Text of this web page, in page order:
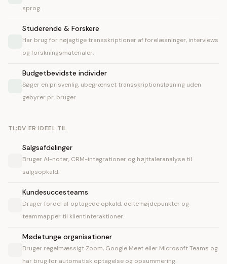
sprog.
Studerende & Forskere
Har brug for nøjagtige transskriptioner af forelæsninger, interviews
og forskningsmaterialer.
Budgetbevidste individer
Søger en prisvenlig, ubegrænset transskriptionsløsning uden
gebyrer pr. bruger.
TL;DV ER IDEEL TIL
Salgsafdelinger
Bruger AI-noter, CRM-integrationer og højttaleranalyse til
salgsopkald.
Kundesuccesteams
Drager fordel af optagede opkald, delte højdepunkter og
teammapper til klientinteraktioner.
Mødetunge organisationer
Bruger regelmæssigt Zoom, Google Meet eller Microsoft Teams og
har brug for automatisk optagelse og opsummering.